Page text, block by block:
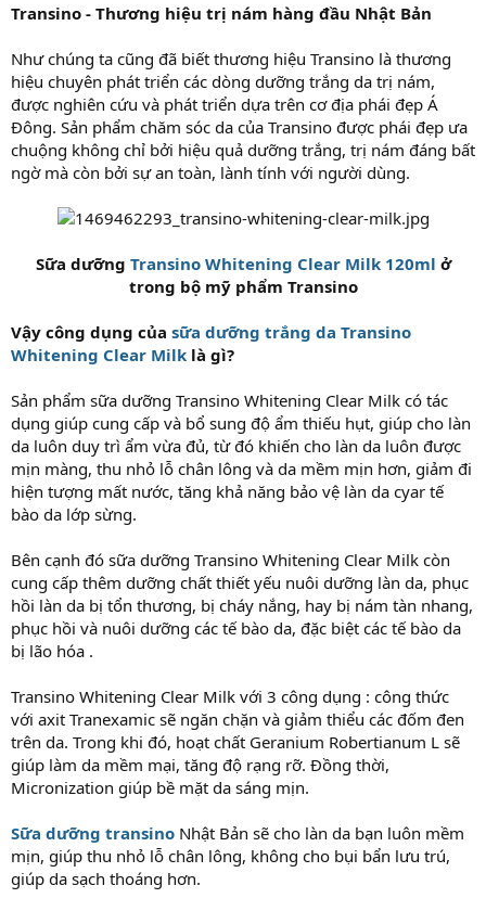
Transino - Thương hiệu trị nám hàng đầu Nhật Bản
Như chúng ta cũng đã biết thương hiệu Transino là thương
hiệu chuyên phát triển các dòng dưỡng trắng da trị nám,
được nghiên cứu và phát triển dựa trên cơ địa phái đẹp Á
Đông. Sản phẩm chăm sóc da của Transino được phái đẹp ưa
chuộng không chỉ bởi hiệu quả dưỡng trắng, trị nám đáng bất
ngờ mà còn bởi sự an toàn, lành tính với người dùng.
Sữa dưỡng Transino Whitening Clear Milk 120ml ở
trong bộ mỹ phẩm Transino​
Vậy công dụng của sữa dưỡng trắng da Transino
Whitening Clear Milk là gì?
Sản phẩm sữa dưỡng Transino Whitening Clear Milk có tác
dụng giúp cung cấp và bổ sung độ ẩm thiếu hụt, giúp cho làn
da luôn duy trì ẩm vừa đủ, từ đó khiến cho làn da luôn được
mịn màng, thu nhỏ lỗ chân lông và da mềm mịn hơn, giảm đi
hiện tượng mất nước, tăng khả năng bảo vệ làn da cyar tế
bào da lớp sừng.
Bên cạnh đó sữa dưỡng Transino Whitening Clear Milk còn
cung cấp thêm dưỡng chất thiết yếu nuôi dưỡng làn da, phục
hồi làn da bị tổn thương, bị cháy nắng, hay bị nám tàn nhang,
phục hồi và nuôi dưỡng các tế bào da, đặc biệt các tế bào da
bị lão hóa .
Transino Whitening Clear Milk với 3 công dụng : công thức
với axit Tranexamic sẽ ngăn chặn và giảm thiểu các đốm đen
trên da. Trong khi đó, hoạt chất Geranium Robertianum L sẽ
giúp làm da mềm mại, tăng độ rạng rỡ. Đồng thời,
Micronization giúp bề mặt da sáng mịn.
Sữa dưỡng transino Nhật Bản sẽ cho làn da bạn luôn mềm
mịn, giúp thu nhỏ lỗ chân lông, không cho bụi bẩn lưu trú,
giúp da sạch thoáng hơn.